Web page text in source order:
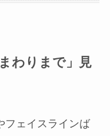
わりまで」見
フェイスラインば